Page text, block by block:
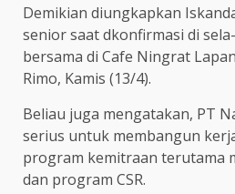
Demikian diungkapkan
senior saat dkonfirmasi di
bersama di Cafe Ningrat
Rimo, Kamis (13/4).
Beliau juga mengatakan, PT
serius untuk membangun
program kemitraan terutama
dan program CSR.